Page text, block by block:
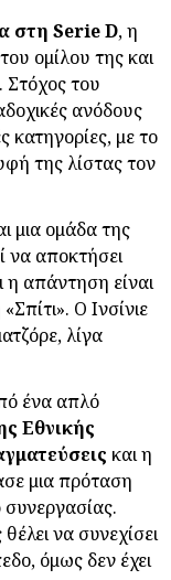
στη Serie D, η
ομίλου της και
Στόχος του
ανόδους
κατηγορίες, με το
της λίστας τον
μια ομάδα της
να αποκτήσει
η απάντηση είναι
Ο Ινσίνιε
λίγα
ένα απλό
Εθνικής
και η
μια πρόταση
συνεργασίας.
να συνεχίσει
όμως δεν έχει